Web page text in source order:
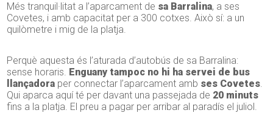
Més tranquil·litat a l’aparcament de sa Barralina, a ses
Covetes, i amb capacitat per a 300 cotxes. Això sí: a un
quilòmetre i mig de la platja.
Perquè aquesta és l’aturada d’autobús de sa Barralina:
sense horaris. Enguany tampoc no hi ha servei de bus
llançadora per connectar l’aparcament amb ses Covetes.
Qui aparca aquí té per davant una passejada de 20 minuts
fins a la platja. El preu a pagar per arribar al paradís el juliol.